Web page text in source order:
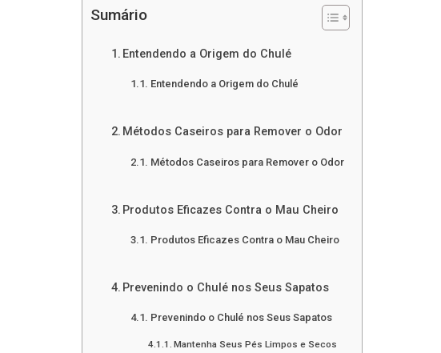
Sumário
Entendendo a Origem do Chulé
Entendendo a Origem do Chulé
Métodos Caseiros para Remover o Odor
Métodos Caseiros para Remover o Odor
Produtos Eficazes Contra o Mau Cheiro
Produtos Eficazes Contra o Mau Cheiro
Prevenindo o Chulé nos Seus Sapatos
Prevenindo o Chulé nos Seus Sapatos
Mantenha Seus Pés Limpos e Secos